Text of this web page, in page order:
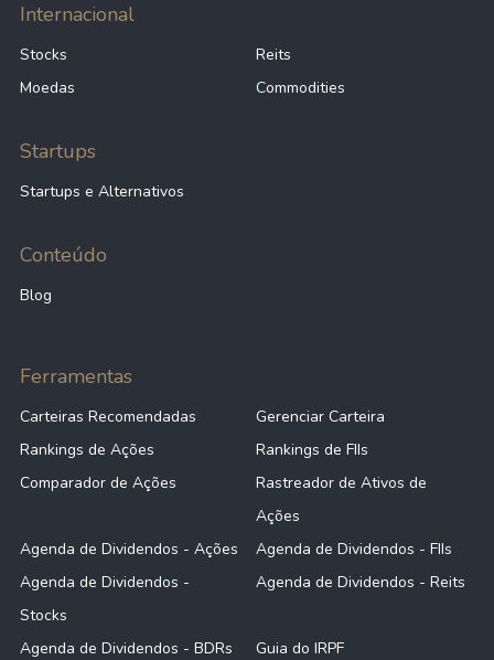
Internacional
Stocks
Reits
Moedas
Commodities
Startups
Startups e Alternativos
Conteúdo
Blog
Ferramentas
Carteiras Recomendadas
Gerenciar Carteira
Rankings de Ações
Rankings de FIIs
Comparador de Ações
Rastreador de Ativos de
Ações
Agenda de Dividendos - Ações
Agenda de Dividendos - FIIs
Agenda de Dividendos -
Stocks
Agenda de Dividendos - Reits
Agenda de Dividendos - BDRs Guia do IRPF